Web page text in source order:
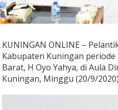
KUNINGAN ONLINE –
Kabupaten Kuningan periode
Barat, H Oyo Yahya, di Aula
Kuningan, Minggu (20/9/